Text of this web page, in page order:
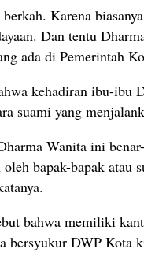
Karena
Dan tentu
ada di Pemerintah
kehadiran ibu-ibu
suami yang
Wanita ini
bapak-bapak atau
bahwa memiliki
bersyukur DWP Kota